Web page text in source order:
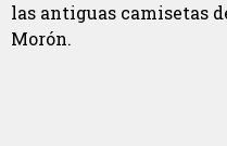
las antiguas camisetas
Morón.